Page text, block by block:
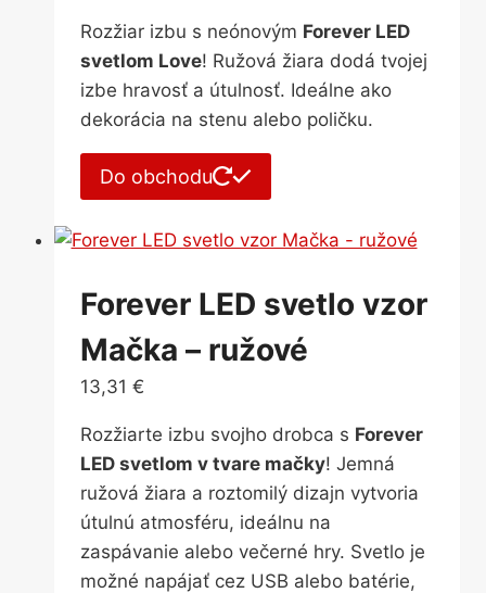
Rozžiar izbu s neónovým Forever LED
svetlom Love! Ružová žiara dodá tvojej
izbe hravosť a útulnosť. Ideálne ako
dekorácia na stenu alebo poličku.
Do obchodu
Forever LED svetlo vzor
Mačka – ružové
13,31 €
Rozžiarte izbu svojho drobca s Forever
LED svetlom v tvare mačky! Jemná
ružová žiara a roztomilý dizajn vytvoria
útulnú atmosféru, ideálnu na
zaspávanie alebo večerné hry. Svetlo je
možné napájať cez USB alebo batérie,